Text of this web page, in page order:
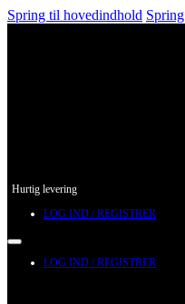
Spring til hovedindhold
Hurtig levering
LOG IND / REGISTRER
LOG IND / REGISTRER